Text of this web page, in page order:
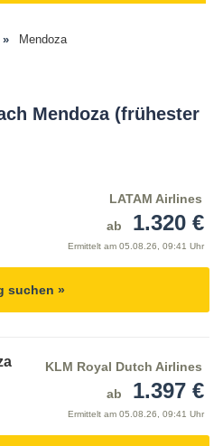
Mendoza
Mendoza (frühester
LATAM Airlines
ab
1.320 €
Ermittelt am 05.08.26, 09:41 Uhr
suchen »
KLM Royal Dutch Airlines
ab
1.397 €
Ermittelt am 05.08.26, 09:41 Uhr